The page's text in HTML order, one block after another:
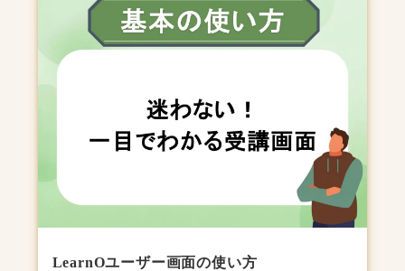
LearnOユーザー画面の使い方